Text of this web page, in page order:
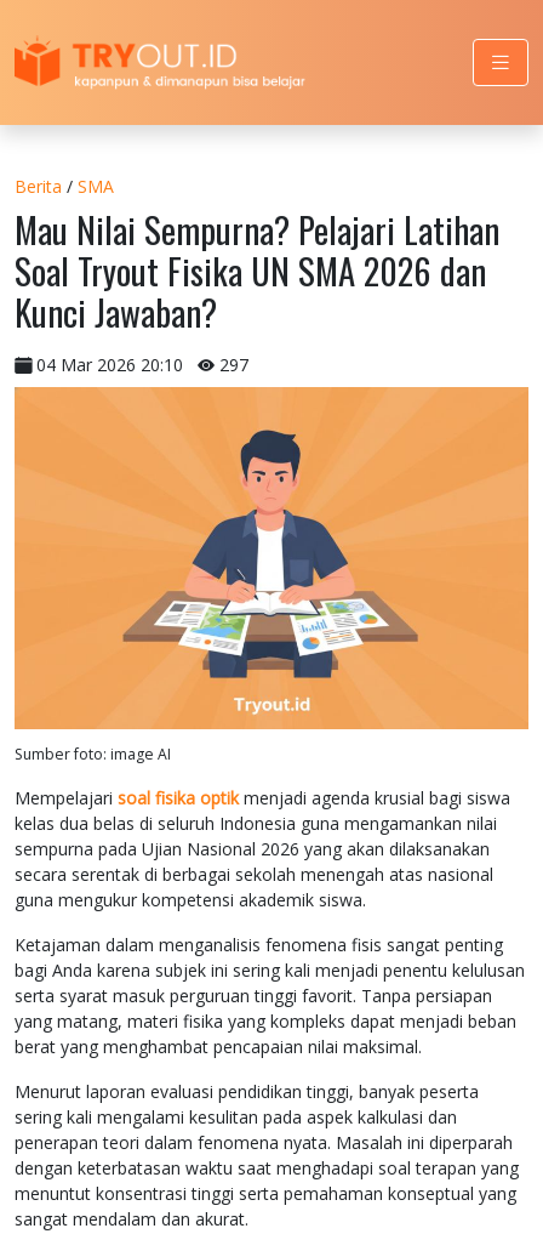
Berita / SMA
Mau Nilai Sempurna? Pelajari Latihan
Soal Tryout Fisika UN SMA 2026 dan
Kunci Jawaban?
04 Mar 2026 20:10 297
Sumber foto: image AI
Mempelajari soal fisika optikmenjadi agenda krusial bagi siswa
kelas dua belas di seluruh Indonesia guna mengamankan nilai
sempurna pada Ujian Nasional 2026 yang akan dilaksanakan
secara serentak di berbagai sekolah menengah atas nasional
guna mengukur kompetensi akademik siswa.
Ketajaman dalam menganalisis fenomena fisis sangat penting
bagi Anda karena subjek ini sering kali menjadi penentu kelulusan
serta syarat masuk perguruan tinggi favorit. Tanpa persiapan
yang matang, materi fisika yang kompleks dapat menjadi beban
berat yang menghambat pencapaian nilai maksimal.
Menurut laporan evaluasi pendidikan tinggi, banyak peserta
sering kali mengalami kesulitan pada aspek kalkulasi dan
penerapan teori dalam fenomena nyata. Masalah ini diperparah
dengan keterbatasan waktu saat menghadapi soal terapan yang
menuntut konsentrasi tinggi serta pemahaman konseptual yang
sangat mendalam dan akurat.